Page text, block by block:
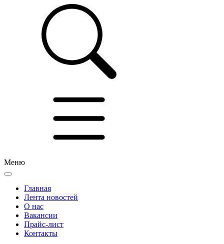
Меню
Главная
Лента новостей
О нас
Вакансии
Прайс-лист
Контакты